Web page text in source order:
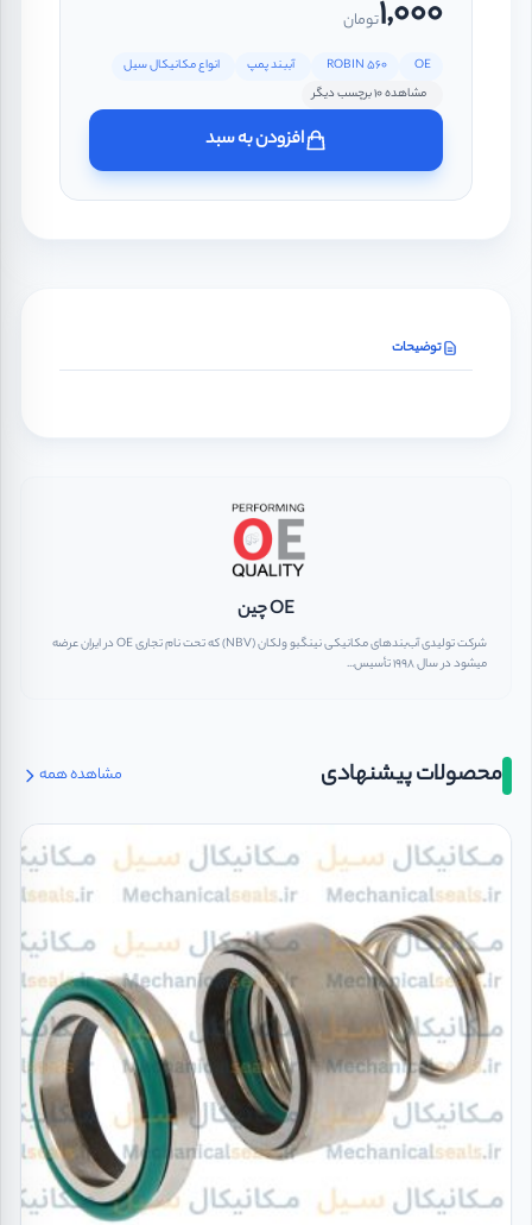
1,000تومان
OE
ROBIN 560 آببند پمپ
انواع مکانیکال سیل
مشاهده 10 برچسب دیگر
افزودن به سبد
توضیحات
OE چین
شرکت تولیدی آب‌بندهای مکانیکی نینگبو ولکان (NBV) که تحت نام تجاری OE در ایران عرضه
میشود در سال ۱۹۹۸ تأسیس...
محصولات پیشنهادی مشاهده همه